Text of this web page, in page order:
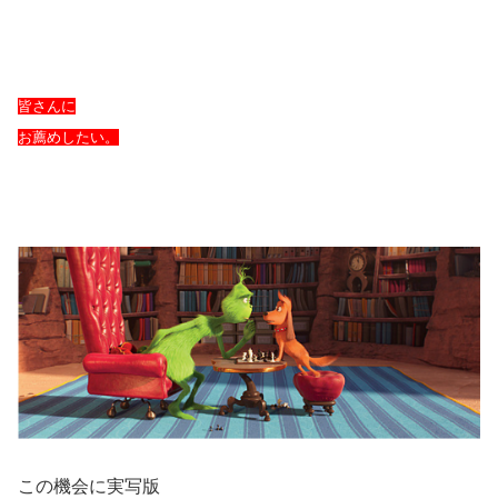
皆さんに
お薦めしたい。
この機会に実写版